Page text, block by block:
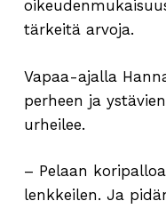
tärkeitä arvoja.
Vapaa-ajalla
perheen ja
urheilee.
– Pelaan
lenkkeilen. Ja